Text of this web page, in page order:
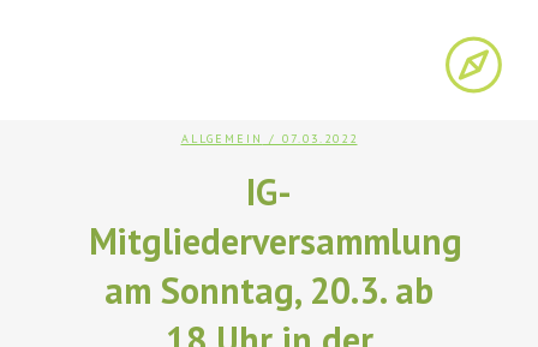
ALLGEMEIN / 07.03.2022
IG-
Mitgliederversammlung
am Sonntag, 20.3. ab